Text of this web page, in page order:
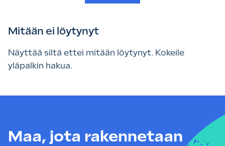
Mitään ei löytynyt
Näyttää siltä ettei mitään löytynyt. Kokeile
yläpalkin hakua.
Maa, jota rakennetaan